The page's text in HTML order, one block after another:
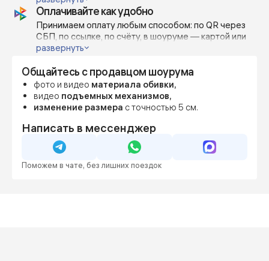
Изготавливаем по индивидуальным габаритам с
шагом 5-10 см, чтобы точно вписать диван в
пространство или дизайн-проект.
Оплачивайте как удобно
Принимаем оплату любым способом: по QR через
СБП, по ссылке, по счёту, в шоуруме — картой или
наличными.
готовности.
Фиксируем цену сразу, даже если мебель
понадобится позже — чтобы вы были уверены в
бюджете и сроках.
развернуть
Общайтесь с продавцом шоурума
фото и видео материала обивки,
видео подъемных механизмов,
изменение размера с точностью 5 см.
Написать в мессенджер
Поможем в чате, без лишних поездок